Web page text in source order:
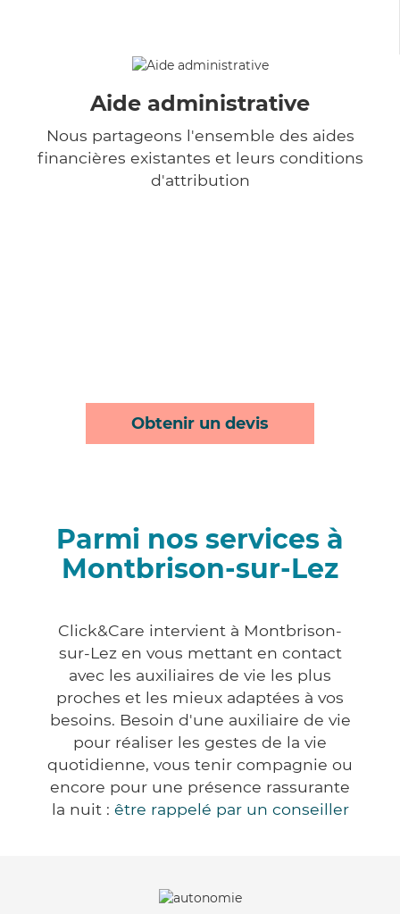
Aide administrative
Nous partageons l'ensemble des aides
financières existantes et leurs conditions
d'attribution
Obtenir un devis
Parmi nos services à
Montbrison-sur-Lez
Click&Care intervient à Montbrison-
sur-Lez en vous mettant en contact
avec les auxiliaires de vie les plus
proches et les mieux adaptées à vos
besoins. Besoin d'une auxiliaire de vie
pour réaliser les gestes de la vie
quotidienne, vous tenir compagnie ou
encore pour une présence rassurante
la nuit : être rappelé par un conseiller